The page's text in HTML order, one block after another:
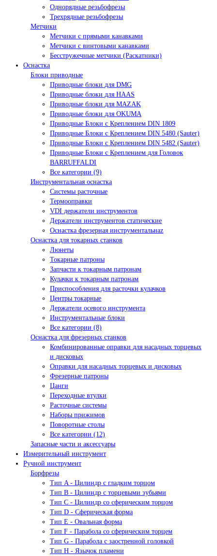
Однорядные резьбофрезы
Трехрядные резьбофрезы
Метчики
Метчики с прямыми канавками
Метчики с винтовыми канавками
Бесстружечные метчики (Раскатники)
Оснастка
Блоки приводные
Приводные блоки для DMG
Приводные блоки для HAAS
Приводные блоки для MAZAK
Приводные блоки для OKUMA
Приводные Блоки с Креплением DIN 1809
Приводные Блоки с Креплением DIN 5480 (Sauter)
Приводные Блоки с Креплением DIN 5482 (Sauter)
Приводные Блоки с Креплением для Головок
BARRUFFALDI
Все категории (9)
Инструментальная оснастка
Системы расточные
Термооправки
VDI держатели инструментов
Держатели инструментов статические
Оснастка фрезерная инструментальнаz
Оснастка для токарных станков
Люнеты
Токарные патроны
Запчасти к токарным патронам
Кулачки к токарным патронам
Приспособления для расточки кулачков
Центры токарные
Держатели осевого инструмента
Инструментальные блоки
Все категории (8)
Оснастка для фрезерных станков
Комбинированные оправки для насадных торцевых
и дисковых
Оправки для насадных торцевых и дисковых
Фрезерные патроны
Цанги
Переходные втулки
Расточные системы
Наборы прижимов
Поворотные столы
Все категории (12)
Запасные части и аксессуары
Измерительный инструмент
Ручной инструмент
Борфрезы
Тип A - Цилиндр с гладким торцом
Тип В - Цилиндр с торцевыми зубьями
Тип С - Цилиндр со сферическим торцом
Тип D - Сферическая форма
Тип Е - Овальная форма
Тип F - Парабола со сферическим торцем
Тип G - Парабола с заостренной головкой
Тип H - Язычок пламени